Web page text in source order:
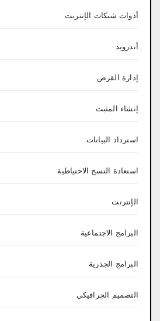
أدوات شبكات الإنترنت
أندرويد
إدارة القرص
إنشاء المثبت
استرداد البيانات
استعادة النسخ الاحتياطية
الإنترنت
البرامج الاجتماعية
البرامج الجذرية
التصميم الجرافيكي